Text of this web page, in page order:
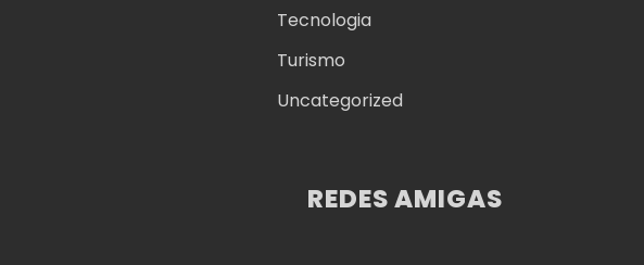
Tecnologia
Turismo
Uncategorized
REDES AMIGAS